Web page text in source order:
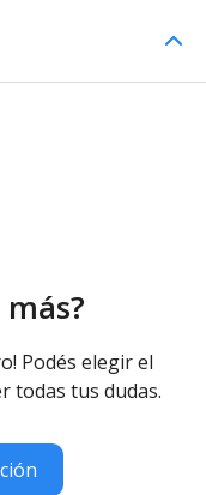
Podés elegir el
todas tus dudas.